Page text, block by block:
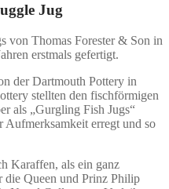
Jug
von Thomas Forester & Son in
erstmals gefertigt.
der Dartmouth Pottery in
stellten den fischförmigen
als „Gurgling Fish Jugs“
Aufmerksamkeit erregt und so
Karaffen, als ein ganz
die Queen und Prinz Philip